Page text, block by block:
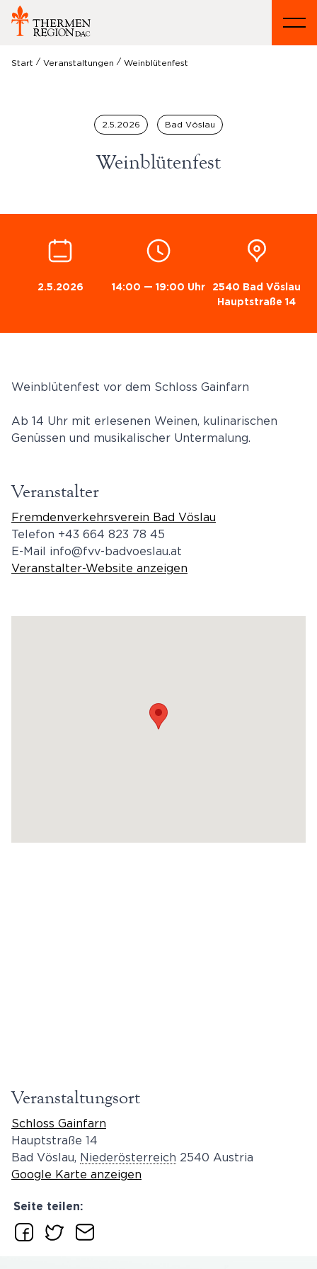
Start / Veranstaltungen / Weinblütenfest
2.5.2026 Bad Vöslau
Weinblütenfest
2.5.2026 14:00 — 19:00 Uhr
2540 Bad Vöslau
Hauptstraße 14
Weinblütenfest vor dem Schloss Gainfarn
Ab 14 Uhr mit erlesenen Weinen, kulinarischen
Genüssen und musikalischer Untermalung.
Veranstalter
Fremdenverkehrsverein Bad Vöslau
Telefon +43 664 823 78 45
E-Mail info@fvv-badvoeslau.at
Veranstalter-Website anzeigen
Veranstaltungsort
Schloss Gainfarn
Hauptstraße 14
Bad Vöslau, Niederösterreich 2540 Austria
Google Karte anzeigen
Seite teilen: